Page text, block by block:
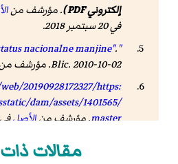
إلكتروني PDF )
. مؤرشف من
في 20 سبتمبر 2018.
"Srbi u Austriji traže status nacionalne manjine"
.
Blic. 2010-10-02. مؤرشف من
20190928172327/https:
dam/assets/1401565/
master. مؤرشف منالأصلفي 28
"Rezultat istrazivanja o broju
u svetu"مقالات